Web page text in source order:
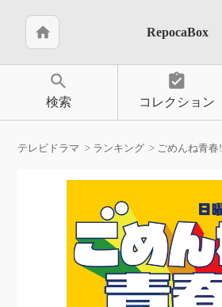
home RepocaBox
search
検索
assignment_turned_in
コレクション
テレビドラマ ランキング ごめんね青春!